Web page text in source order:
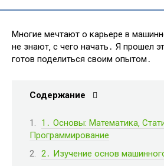
Многие мечтают о карьере в
не знают‚ с чего начать․ Я прошел
готов поделиться своим опытом․
Содержание
1․ Основы: Математика‚
Программирование
2․ Изучение основ